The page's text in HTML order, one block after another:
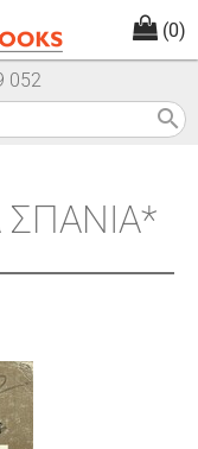
(0)
052
search
ΣΠΑΝΙΑ*